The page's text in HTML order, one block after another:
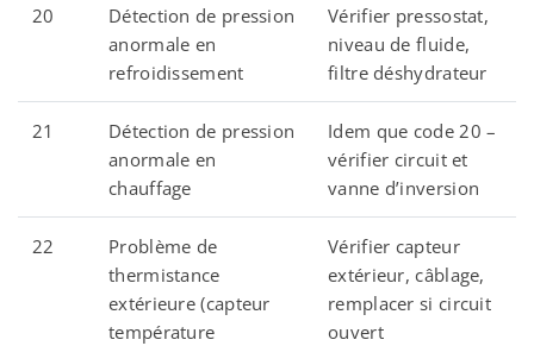
20
Détection de pression
anormale en
refroidissement
Vérifier pressostat,
niveau de fluide,
filtre déshydrateur
21
Détection de pression
anormale en
chauffage
Idem que code 20 –
vérifier circuit et
vanne d’inversion
22
Problème de
thermistance
extérieure (capteur
température
Vérifier capteur
extérieur, câblage,
remplacer si circuit
ouvert